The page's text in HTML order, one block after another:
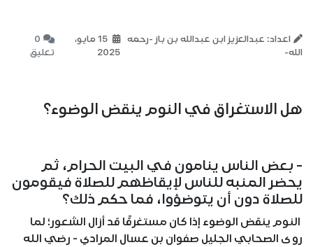
اعداد: عبدالعزيز ابن عبدالله بن باز -رحمه
الله-
15 مايو،
2025
0
تعليق
هل الاستغراق في النوم ينقض الوضوء؟
- بعض الناس ينامون في البيت الحرام، ثم
يحضر المنبه للناس لإيقاظهم للصلاة فيقومون
للصلاة دون أن يتوضؤوا، فما حكم ذلك؟
النوم ينقض الوضوء إذا كان مستغرقًا قد أزال الشعور؛ لما
روى الصحابي الجليل صفوان بن عسال المرادي - رضي الله